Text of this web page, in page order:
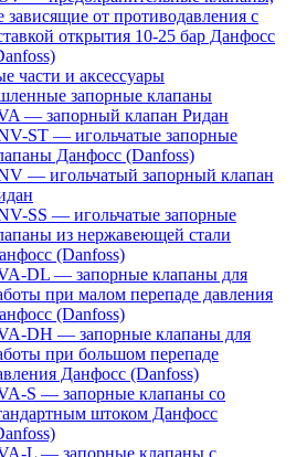
зависящие от противодавления с
открытия 10-25 бар Данфосс
части и аксессуары
запорные клапаны
— запорный клапан Ридан
ST — игольчатые запорные
Данфосс (Danfoss)
— игольчатый запорный клапан
SS — игольчатые запорные
из нержавеющей стали
(Danfoss)
DL — запорные клапаны для
при малом перепаде давления
(Danfoss)
DH — запорные клапаны для
при большом перепаде
Данфосс (Danfoss)
S — запорные клапаны со
штоком Данфосс
L — запорные клапаны с